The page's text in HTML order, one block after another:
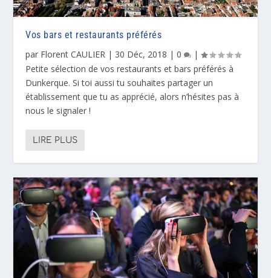
Vos bars et restaurants préférés
par Florent CAULIER | 30 Déc, 2018 |0
|
Petite sélection de vos restaurants et bars préférés à
Dunkerque. Si toi aussi tu souhaites partager un
établissement que tu as apprécié, alors n’hésites pas à
nous le signaler !
LIRE PLUS